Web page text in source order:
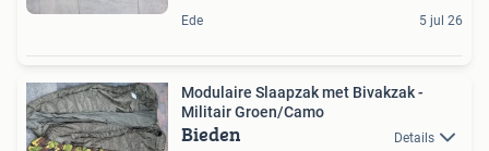
Ede 5 jul 26
Modulaire Slaapzak met Bivakzak -
Militair Groen/Camo
Bieden Details